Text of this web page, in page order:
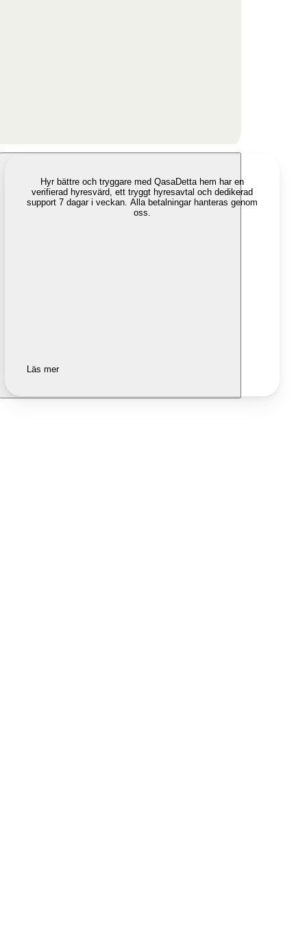
Hyr bättre och tryggare med QasaDetta hem har en
verifierad hyresvärd, ett tryggt hyresavtal och dedikerad
support 7 dagar i veckan. Alla betalningar hanteras genom
oss.
Läs mer